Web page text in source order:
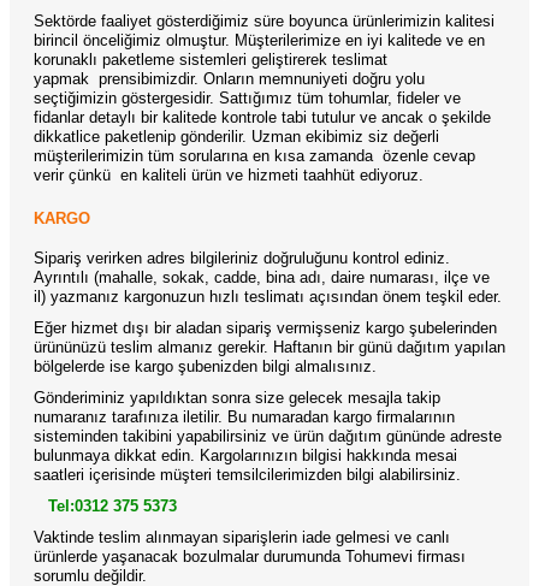
Sektörde faaliyet gösterdiğimiz süre boyunca ürünlerimizin kalitesi
birincil önceliğimiz olmuştur. Müşterilerimize en iyi kalitede ve en
korunaklı paketleme sistemleri geliştirerek teslimat
yapmak prensibimizdir. Onların memnuniyeti doğru yolu
seçtiğimizin göstergesidir. Sattığımız tüm tohumlar, fideler ve
fidanlar detaylı bir kalitede kontrole tabi tutulur ve ancak o şekilde
dikkatlice paketlenip gönderilir. Uzman ekibimiz siz değerli
müşterilerimizin tüm sorularına en kısa zamanda özenle cevap
verir çünkü en kaliteli ürün ve hizmeti taahhüt ediyoruz.
KARGO
Sipariş verirken adres bilgileriniz doğruluğunu kontrol ediniz.
Ayrıntılı (mahalle, sokak, cadde, bina adı, daire numarası, ilçe ve
il) yazmanız kargonuzun hızlı teslimatı açısından önem teşkil eder.
Eğer hizmet dışı bir aladan sipariş vermişseniz kargo şubelerinden
ürününüzü teslim almanız gerekir. Haftanın bir günü dağıtım yapılan
bölgelerde ise kargo şubenizden bilgi almalısınız.
Gönderiminiz yapıldıktan sonra size gelecek mesajla takip
numaranız tarafınıza iletilir. Bu numaradan kargo firmalarının
sisteminden takibini yapabilirsiniz ve ürün dağıtım gününde adreste
bulunmaya dikkat edin. Kargolarınızın bilgisi hakkında mesai
saatleri içerisinde müşteri temsilcilerimizden bilgi alabilirsiniz.
Tel:0312 375 5373
Vaktinde teslim alınmayan siparişlerin iade gelmesi ve canlı
ürünlerde yaşanacak bozulmalar durumunda Tohumevi firması
sorumlu değildir.